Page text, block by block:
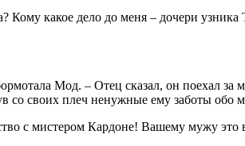
Кому какое дело до меня – дочери
Мод. – Отец сказал, он поехал
со своих плеч ненужные ему заботы обо
с мистером Кардоне! Вашему мужу это